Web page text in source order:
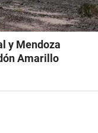
y Mendoza
Amarillo